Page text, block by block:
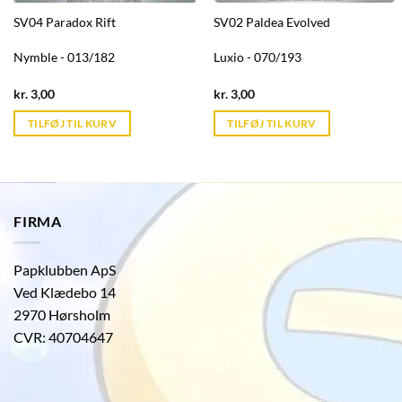
SV04 Paradox Rift
Nymble - 013/182
kr.3,00Current
is:
kr. 39,95.
TILFØJ TIL KURV
SV02 Paldea Evolved
Luxio - 070/193
kr.3,00Current
is:
kr. 39,95.
TILFØJ TIL KURV
FIRMA
Papklubben ApS
Ved Klædebo 14
2970 Hørsholm
CVR: 40704647